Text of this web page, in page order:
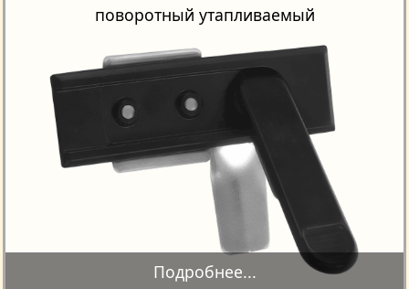
поворотный утапливаемый